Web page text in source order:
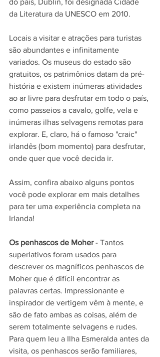
do país, Dublin, foi designada Cidade
da Literatura da UNESCO em 2010.
Locais a visitar e atrações para turistas
são abundantes e infinitamente
variados. Os museus do estado são
gratuitos, os patrimônios datam da pré-
história e existem inúmeras atividades
ao ar livre para desfrutar em todo o país,
como passeios a cavalo, golfe, vela e
inúmeras ilhas selvagens remotas para
explorar. E, claro, há o famoso "craic"
irlandês (bom momento) para desfrutar,
onde quer que você decida ir.
Assim, confira abaixo alguns pontos
você pode explorar em mais detalhes
para ter uma experiência completa na
Irlanda!
Os penhascos de Moher - Tantos
superlativos foram usados para
descrever os magníficos penhascos de
Moher que é difícil encontrar as
palavras certas. Impressionante e
inspirador de vertigem vêm à mente, e
são de fato ambas as coisas, além de
serem totalmente selvagens e rudes.
Para quem leu a Ilha Esmeralda antes da
visita, os penhascos serão familiares,